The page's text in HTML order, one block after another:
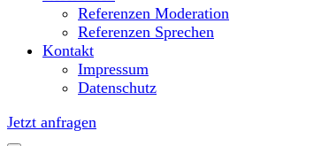
Referenzen Moderation
Referenzen Sprechen
Kontakt
Impressum
Datenschutz
Jetzt anfragen